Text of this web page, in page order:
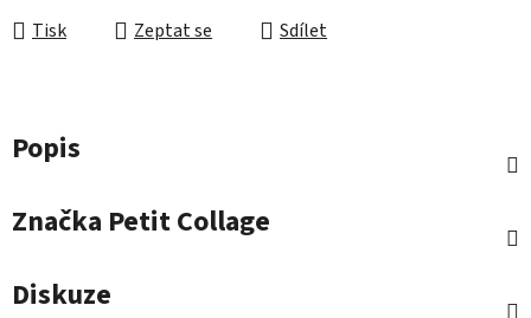
Tisk Zeptat se Sdílet
Popis
Značka Petit Collage
Diskuze